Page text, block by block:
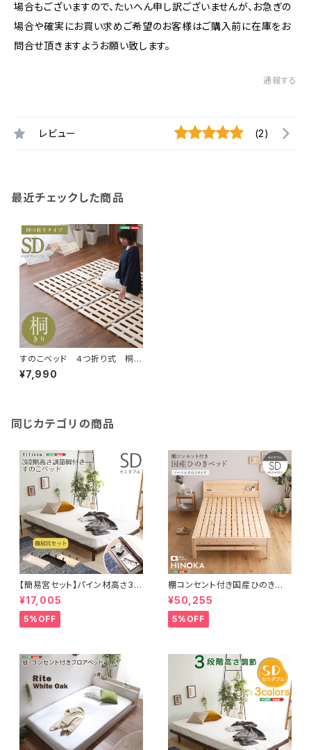
場合もございますので、たいへん申し訳ございませんが、お急ぎの
場合や確実にお買い求めご希望のお客様はご購入前に在庫をお
問合せ頂きますようお願い致します。
通報する
レビュー (2)
最近チェックした商品
すのこベッド ４つ折り式 桐仕
様(セミダブル)【Sommeil-ソメ
イユ-】 KIR-4-SD
¥7,990
同じカテゴリの商品
【簡易宮セット】パイン材高さ3段
階調整脚付きすのこベッド（セミ
ダブル）【Lilitta-リリッタ-】
¥17,005
5%OFF
棚コンセント付き国産ひのきベッ
ド ノーマルすのこタイプ【HIN
OKA-ヒノカ-】(セミダブル)
¥50,255
5%OFF